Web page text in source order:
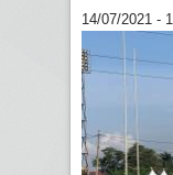
14/07/2021 -